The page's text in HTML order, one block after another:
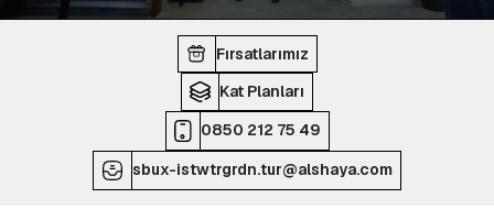
Fırsatlarımız
Kat Planları
0850 212 75 49
sbux-istwtrgrdn.tur@alshaya.com